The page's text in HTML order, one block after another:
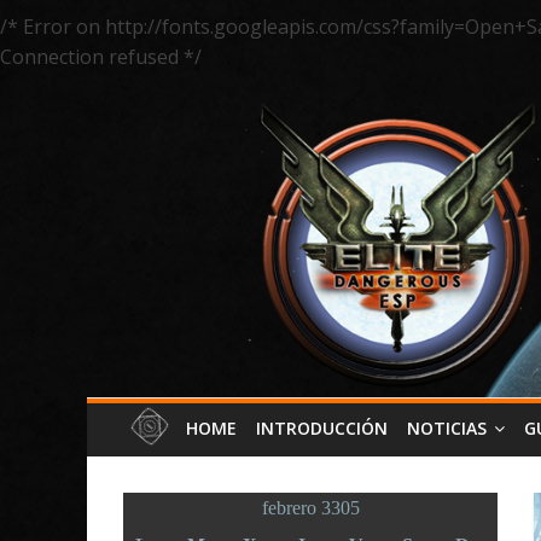
/* Error on http://fonts.googleapis.com/
Connection refused */
HOME INTRODUCCIÓN NOTICIAS
febrero 3305